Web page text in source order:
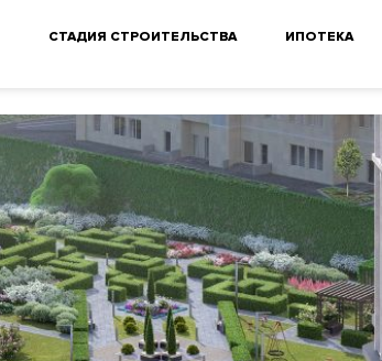
СТАДИЯ СТРОИТЕЛЬСТВА ИПОТЕКА